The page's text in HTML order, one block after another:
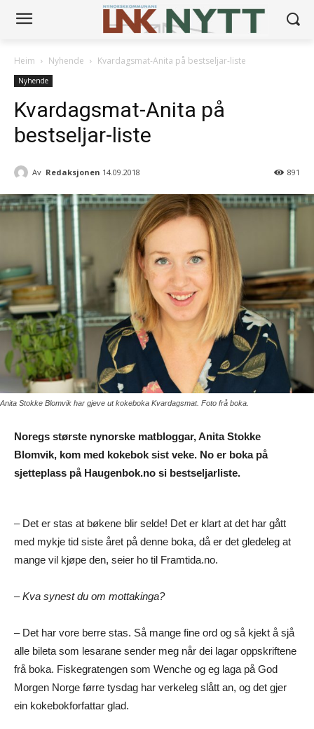
Heim Nyhende Kvardagsmat-Anita på bestseljar-liste
Nyhende
Kvardagsmat-Anita på
bestseljar-liste
Av Redaksjonen 14.09.2018 891
Anita Stokke Blomvik har gjeve ut kokeboka Kvardagsmat. Foto frå boka.
Noregs største nynorske matbloggar, Anita Stokke
Blomvik, kom med kokebok sist veke. No er boka på
sjetteplass på Haugenbok.no si bestseljarliste.
– Det er stas at bøkene blir selde! Det er klart at det har gått
med mykje tid siste året på denne boka, då er det gledeleg at
mange vil kjøpe den, seier ho til Framtida.no.
– Kva synest du om mottakinga?
– Det har vore berre stas. Så mange fine ord og så kjekt å sjå
alle bileta som lesarane sender meg når dei lagar oppskriftene
frå boka. Fiskegratengen som Wenche og eg laga på God
Morgen Norge førre tysdag har verkeleg slått an, og det gjer
ein kokebokforfattar glad.